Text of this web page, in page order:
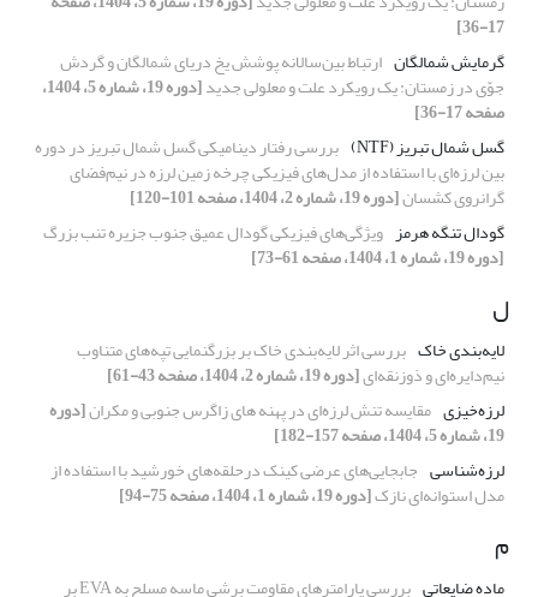
17-36]
گرمایش شمالگان ارتباط بین‌سالانه پوشش یخ دریای شمالگان و گردش
جوّی در زمستان: یک رویکرد علت و معلولی جدید [دوره 19، شماره 5، 1404،
صفحه 17-36]
گسل شمال تبریز (NTF)
بررسی رفتار دینامیکی گسل شمال تبریز در دوره
بین لرزه‌ای با استفاده از مدل‌های فیزیکی چرخه زمین لرزه در نیم‌فضای
گرانروی کشسان[دوره 19، شماره 2، 1404، صفحه 101-120]
گودال تنگه هرمز ویژگی‌‌‌‌های فیزیکی گودال عمیق جنوب جزیره تنب بزرگ
[دوره 19، شماره 1، 1404، صفحه 61-73]
ل
لایه‌بندی خاک بررسی اثر لایه‌بندی خاک بر بزرگنمایی تپه‌های متناوب
نیم‌دایره‌ای و ذوزنقه‌ای[دوره 19، شماره 2، 1404، صفحه 43-61]
لرزه‌خیزی مقایسه تنش لرزه‌ای در پهنه های زاگرس جنوبی و مکران[دوره
19، شماره 5، 1404، صفحه 157-182]
لرزه‌شناسی جابجایی‌های عرضی کینک درحلقه‌های خورشید با استفاده از
مدل استوانه‌ای نازک[دوره 19، شماره 1، 1404، صفحه 75-94]
م
ماده ضایعاتی بررسی پارامترهای مقاومت برشی ماسه مسلح به EVA بر